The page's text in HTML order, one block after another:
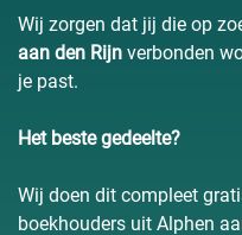
Wij zorgen dat jij die op
aan den Rijn verbonden
je past.
Het beste gedeelte?
Wij doen dit compleet
boekhouders uit Alphen